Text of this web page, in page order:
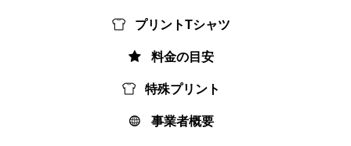
プリントTシャツ
料金の目安
特殊プリント
事業者概要